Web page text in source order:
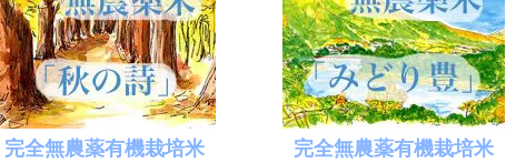
完全無農薬有機栽培米
完全無農薬有機栽培米